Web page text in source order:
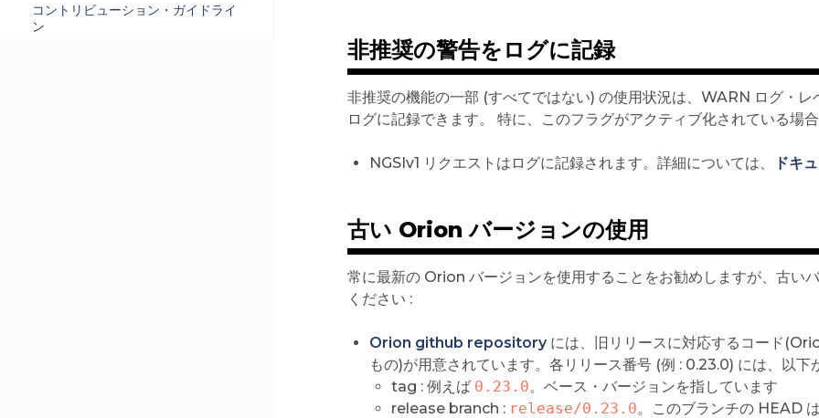
コントリビューション・ガイドライ
ン
非推奨の警告をログに記録
非推奨の機能の一部 (すべてではない) の使用状況は、WARN ログ・レ
ログに記録できます。 特に、このフラグがアクティブ化されている場
NGSIv1 リクエストはログに記録されます。詳細については、 ドキ
古い Orion バージョンの使用
常に最新の Orion バージョンを使用することをお勧めしますが、古い
ください :
Orion github repositoryには、旧リリースに対応するコード
もの)が用意されています。各リリース番号 (例 : 0.23.0) には、以下
tag : 例えば 0.23.0。ベース・バージョンを指しています
release branch : release/0.23.0。このブランチの HEAD